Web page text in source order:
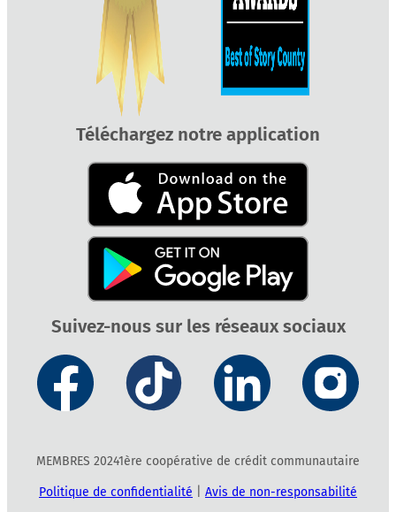
Téléchargez notre application
Suivez-nous sur les réseaux sociaux
MEMBRES 20241ère coopérative de crédit communautaire
Politique de confidentialité
Avis de non-responsabilité